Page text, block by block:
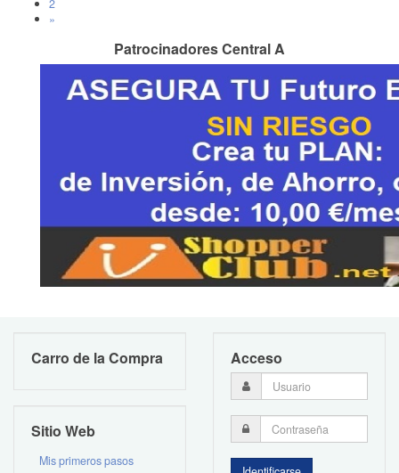
»
Patrocinadores Central A
Carro de la Compra
Sitio Web
Mis primeros pasos
Acceso